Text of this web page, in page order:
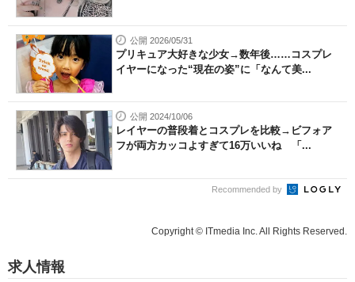
公開 2026/05/31
プリキュア大好きな少女→数年後……コスプレ
イヤーになった“現在の姿”に「なんて美...
公開 2024/10/06
レイヤーの普段着とコスプレを比較→ビフォア
フが両方カッコよすぎて16万いいね 「...
Recommended by
Copyright © ITmedia Inc. All Rights Reserved.
求人情報